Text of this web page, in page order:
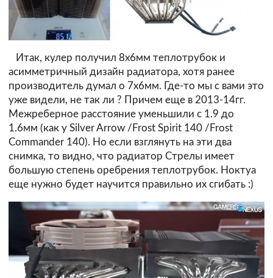
Итак, кулер получил 8х6мм теплотрубок и
асимметричный дизайн радиатора, хотя ранее
производитель думал о 7х6мм. Где-то мы с вами это
уже видели, не так ли ? Причем еще в 2013-14гг.
Межреберное расстояние уменьшили с 1.9 до
1.6мм (как у Silver Arrow /Frost Spirit 140 /Frost
Commander 140). Но если взглянуть на эти два
снимка, то видно, что радиатор Стрелы имеет
большую степень оребрения теплотрубок. Ноктуа
еще нужно будет научится правильно их сгибать :)